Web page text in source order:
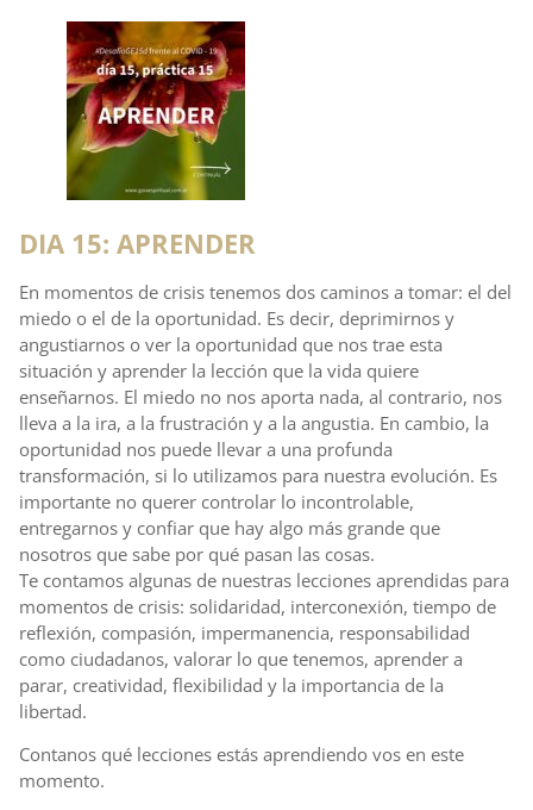
DIA 15: APRENDER
En momentos de crisis tenemos dos caminos a tomar: el del
miedo o el de la oportunidad. Es decir, deprimirnos y
angustiarnos o ver la oportunidad que nos trae esta
situación y aprender la lección que la vida quiere
enseñarnos. El miedo no nos aporta nada, al contrario, nos
lleva a la ira, a la frustración y a la angustia. En cambio, la
oportunidad nos puede llevar a una profunda
transformación, si lo utilizamos para nuestra evolución. Es
importante no querer controlar lo incontrolable,
entregarnos y confiar que hay algo más grande que
nosotros que sabe por qué pasan las cosas.
Te contamos algunas de nuestras lecciones aprendidas para
momentos de crisis: solidaridad, interconexión, tiempo de
reflexión, compasión, impermanencia, responsabilidad
como ciudadanos, valorar lo que tenemos, aprender a
parar, creatividad, flexibilidad y la importancia de la
libertad.
Contanos qué lecciones estás aprendiendo vos en este
momento.